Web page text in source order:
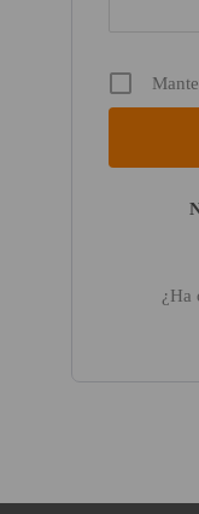
¿Ha